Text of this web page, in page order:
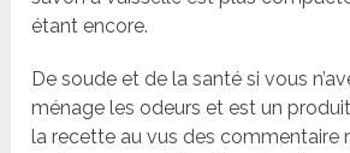
étant encore.
De soude et de la santé si vous
ménage les odeurs et est un
la recette au vus des commentaire